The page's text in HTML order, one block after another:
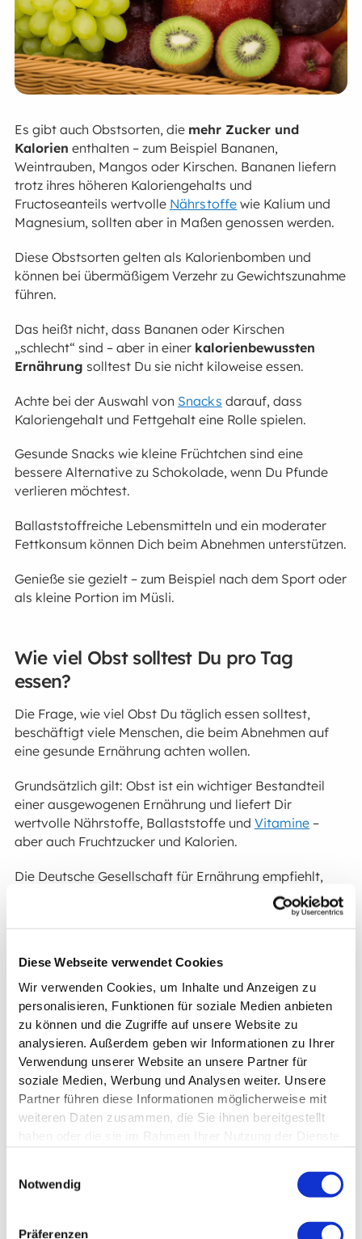
Diese Webseite verwendet Cookies
Wir verwenden Cookies, um Inhalte und Anzeigen zu
personalisieren, Funktionen für soziale Medien anbieten
zu können und die Zugriffe auf unsere Website zu
analysieren. Außerdem geben wir Informationen zu Ihrer
Verwendung unserer Website an unsere Partner für
soziale Medien, Werbung und Analysen weiter. Unsere
Partner führen diese Informationen möglicherweise mit
weiteren Daten zusammen, die Sie ihnen bereitgestellt
Notwendig
Präferenzen
Es gibt auch Obstsorten, die mehr Zucker und
Kalorien enthalten – zum Beispiel Bananen,
Weintrauben, Mangos oder Kirschen. Bananen liefern
trotz ihres höheren Kaloriengehalts und
Fructoseanteils wertvolle Nährstoffe wie Kalium und
Magnesium, sollten aber in Maßen genossen werden.
Diese Obstsorten gelten als Kalorienbomben und
können bei übermäßigem Verzehr zu Gewichtszunahme
führen.
Das heißt nicht, dass Bananen oder Kirschen
„schlecht“ sind – aber in einer kalorienbewussten
Ernährung solltest Du sie nicht kiloweise essen.
Achte bei der Auswahl von Snacks darauf, dass
Kaloriengehalt und Fettgehalt eine Rolle spielen.
Gesunde Snacks wie kleine Früchtchen sind eine
bessere Alternative zu Schokolade, wenn Du Pfunde
verlieren möchtest.
Ballaststoffreiche Lebensmitteln und ein moderater
Fettkonsum können Dich beim Abnehmen unterstützen.
Genieße sie gezielt – zum Beispiel nach dem Sport oder
als kleine Portion im Müsli.
Wie viel Obst solltest Du pro Tag
essen?
Die Frage, wie viel Obst Du täglich essen solltest,
beschäftigt viele Menschen, die beim Abnehmen auf
eine gesunde Ernährung achten wollen.
Grundsätzlich gilt: Obst ist ein wichtiger Bestandteil
einer ausgewogenen Ernährung und liefert Dir
wertvolle Nährstoffe, Ballaststoffe und Vitamine –
aber auch Fruchtzucker und Kalorien.
Die Deutsche Gesellschaft für Ernährung empfiehlt,
eine Birne oder eine kleine Schale Beeren.
So kannst Du Deinen Körper optimal mit Vitaminen,
Mineralstoffen und Ballaststoffen versorgen, ohne zu
viele Kalorien oder Zucker aufzunehmen.
Nicht jede Obstsorten ist gleich: Während Äpfel,
Birnen, Melone oder Beeren wenig Kalorien und viel
Ballaststoffe enthalten, liefern Bananen, Avocados
oder Weintrauben mehr Kalorien und Fruchtzucker.
Sorten mit wenig Kalorien und viel Ballaststoffen
greifen – sie machen lange satt und unterstützen Deine